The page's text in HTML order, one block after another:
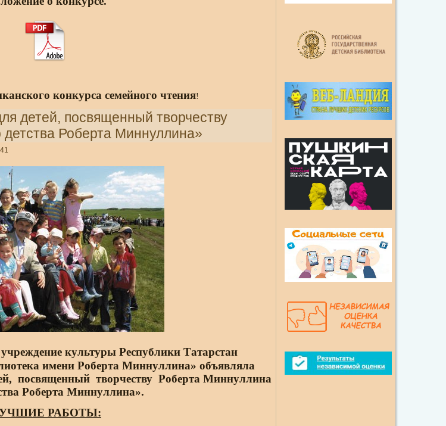
конкурса семейного чтения!
детей, посвященный творчеству
Роберта Миннуллина»
культуры Республики Татарстан
имени Роберта Миннуллина» объявляла
посвященный творчеству Роберта Миннуллина
Роберта Миннуллина».
РАБОТЫ: